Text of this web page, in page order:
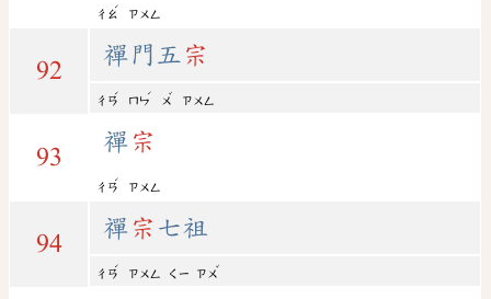
ㄔㄠ
ˊ
ㄗㄨㄥ
92
禪門五 宗
ㄔㄢ
ˊ
ㄇㄣ
ˊ
ㄨ
ˇ
ㄗㄨㄥ
93
禪 宗
ㄔㄢ
ˊ
ㄗㄨㄥ
94
禪 宗 七祖
ㄔㄢ
ˊ
ㄗㄨㄥ ㄑㄧ ㄗㄨ
ˇ